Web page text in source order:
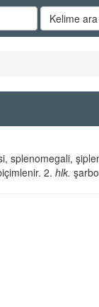
Kelime ara
splenomegali,
2. hlk.